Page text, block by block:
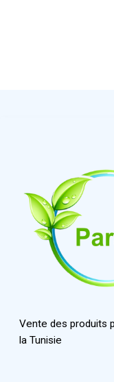
Vente des produits
la Tunisie